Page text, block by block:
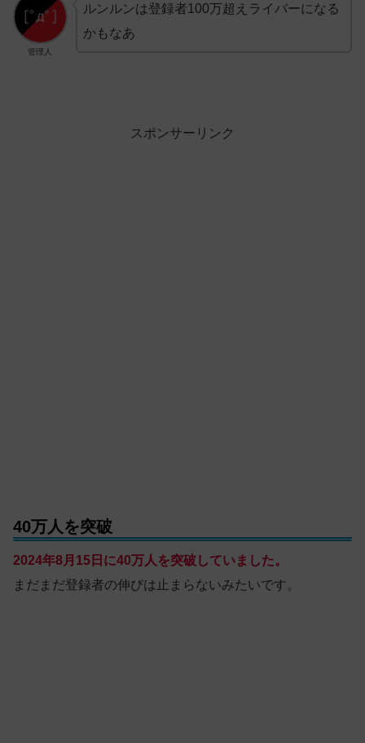
管理人
ルンルンは登録者100万超えライバーになる
かもなあ
スポンサーリンク
40万人を突破
2024年8月15日に40万人を突破していました。
まだまだ登録者の伸びは止まらないみたいです。